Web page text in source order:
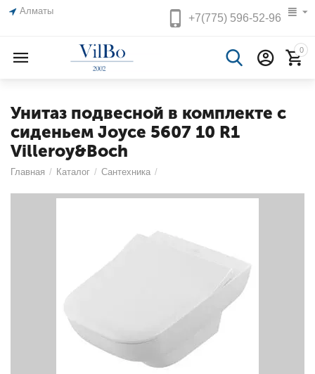
Алматы
+7(775)596-52-96
0
Унитаз подвесной в комплекте с
сиденьем Joyce 5607 10 R1
Villeroy&Boch
Главная / Каталог / Сантехника /